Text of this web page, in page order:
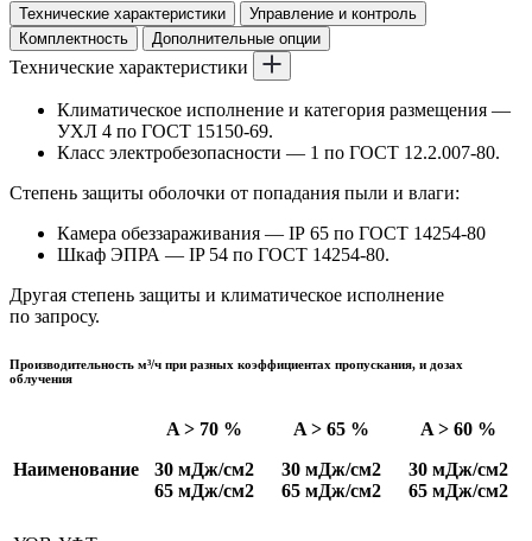
Технические характеристики
Управление и контроль
Комплектность
Дополнительные опции
Технические характеристики
Климатическое исполнение и категория размещения —
УХЛ 4 по ГОСТ 15150-69.
Класс электробезопасности — 1 по ГОСТ 12.2.007-80.
Степень защиты оболочки от попадания пыли и влаги:
Камера обеззараживания — IP 65 по ГОСТ 14254-80
Шкаф ЭПРА — IP 54 по ГОСТ 14254-80.
Другая степень защиты и климатическое исполнение
по запросу.
Производительность м³/ч при разных коэффициентах пропускания, и дозах
облучения
Наименование
A > 70 %
30 мДж/см2
65 мДж/см2
A > 65 %
30 мДж/см2
65 мДж/см2
A > 60 %
30 мДж/см2
65 мДж/см2